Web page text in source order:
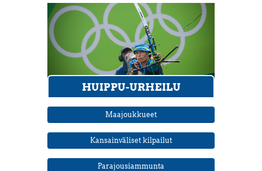
Maajoukkueet
Kansainväliset kilpailut
Parajousiammunta